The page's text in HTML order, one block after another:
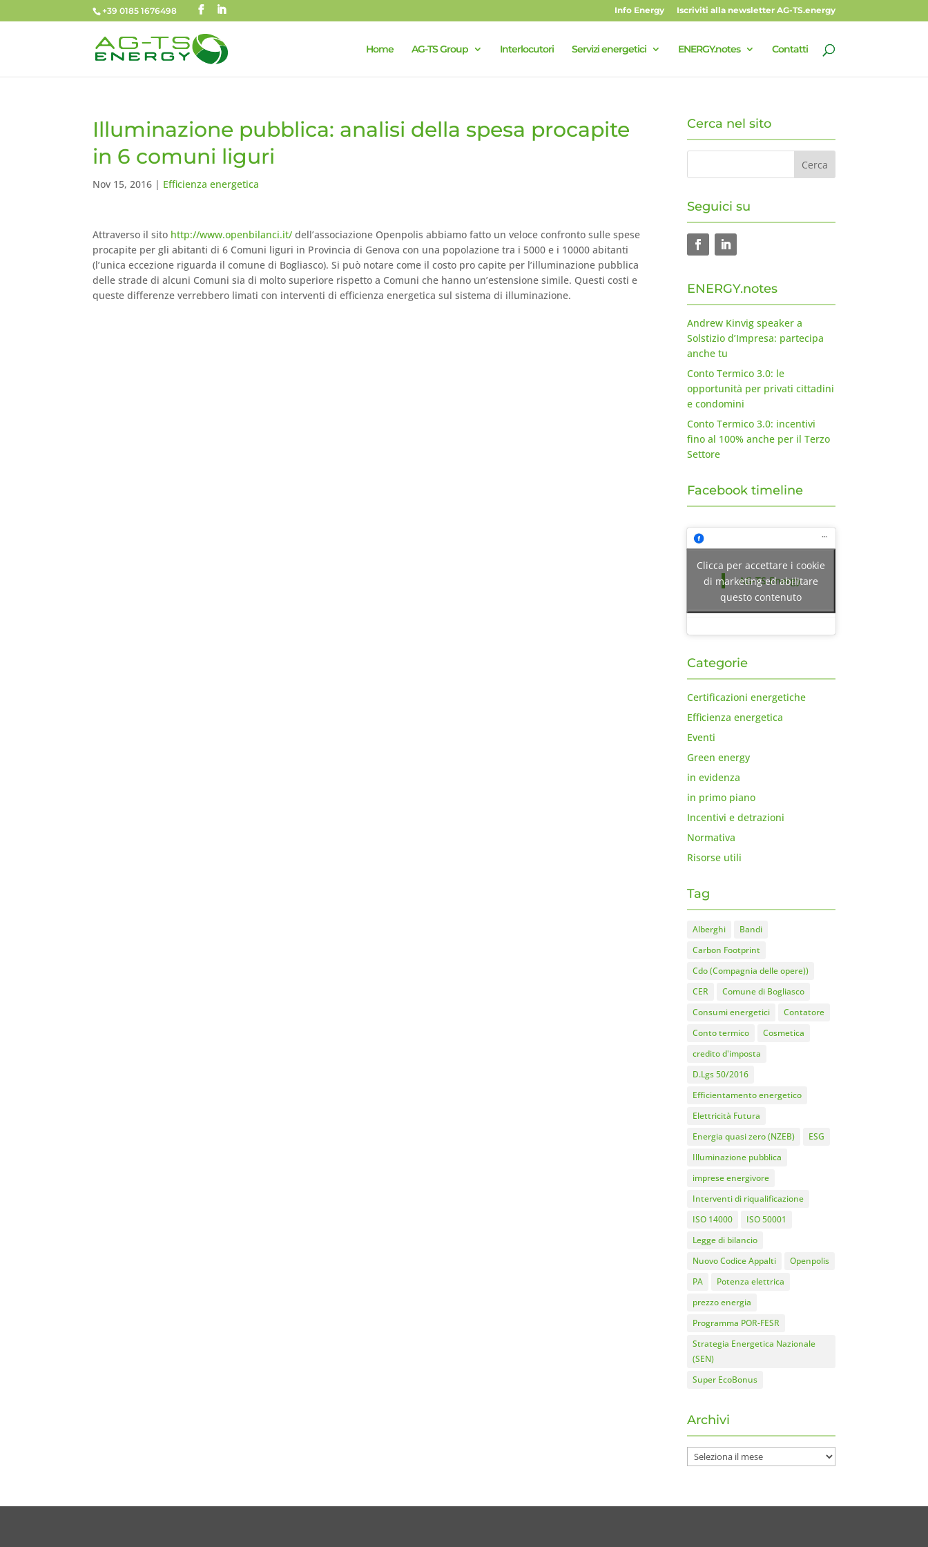
+39 0185 1676498 Info Energy Iscriviti alla newsletter AG-TS.energy
Home AG-TS Group Interlocutori Servizi energetici ENERGY.notes Contatti
Illuminazione pubblica: analisi della spesa procapite
in 6 comuni liguri
Nov 15, 2016 | Efficienza energetica
Attraverso il sito http://www.openbilanci.it/ dell’associazione Openpolis​ abbiamo fatto un veloce confronto sulle spese
procapite per gli abitanti di 6 Comuni liguri in Provincia di Genova con una popolazione tra i 5000 e i 10000 abitanti
(l’unica eccezione riguarda il comune di Bogliasco). Si può notare come il costo pro capite per l’illuminazione pubblica
delle strade di alcuni Comuni sia di molto superiore rispetto a Comuni che hanno un’estensione simile. Questi costi e
queste differenze verrebbero limati con interventi di efficienza energetica sul sistema di illuminazione.
Cerca nel sito
Seguici su
ENERGY.notes
Andrew Kinvig speaker a
Solstizio d’Impresa: partecipa
anche tu
Conto Termico 3.0: le
opportunità per privati cittadini
e condomini
Conto Termico 3.0: incentivi
fino al 100% anche per il Terzo
Settore
Facebook timeline
AG-TS Energy
Clicca per accettare i cookie
di marketing ed abilitare
questo contenuto
Categorie
Certificazioni energetiche
Efficienza energetica
Eventi
Green energy
in evidenza
in primo piano
Incentivi e detrazioni
Normativa
Risorse utili
Tag
Alberghi
Bandi
Carbon Footprint
Cdo (Compagnia delle opere))
CER
Comune di Bogliasco
Consumi energetici
Contatore
Conto termico
Cosmetica
credito d'imposta
D.Lgs 50/2016
Efficientamento energetico
Elettricità Futura
Energia quasi zero (NZEB)
ESG
Illuminazione pubblica
imprese energivore
Interventi di riqualificazione
ISO 14000
ISO 50001
Legge di bilancio
Nuovo Codice Appalti
Openpolis
PA
Potenza elettrica
prezzo energia
Programma POR-FESR
Strategia Energetica Nazionale
(SEN)
Super EcoBonus
Archivi
Archivi